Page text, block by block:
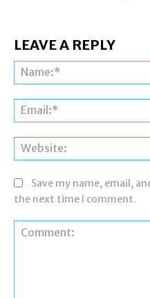
LEAVE A REPLY
Save my name, email,
the next time I comment.